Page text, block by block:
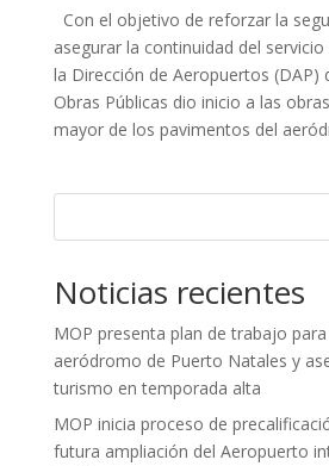
Con el objetivo de reforzar la
asegurar la continuidad del
la Dirección de Aeropuertos (DAP)
Obras Públicas dio inicio a las
mayor de los pavimentos del
Noticias recientes
MOP presenta plan de trabajo
aeródromo de Puerto Natales y
turismo en temporada alta
MOP inicia proceso de
futura ampliación del Aeropuerto